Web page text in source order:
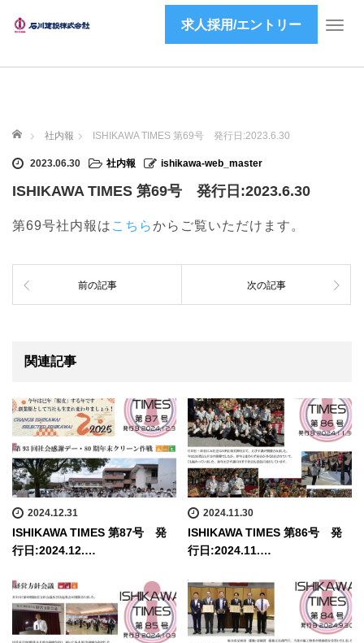
T
o
求人採用/エントリー
ホーム 社内報 ISHIKAWA TIMES 第69号 発行日:2023.6.30
2023.06.30 社内報 ishikawa-web_master
ISHIKAWA TIMES 第69号 発行日:2023.6.30
第69号社内報は こちらからご覧いただけます。
前の記事 次の記事
関連記事
2024.12.31
ISHIKAWA TIMES 第87号 発
行日:2024.12.…
2024.11.30
ISHIKAWA TIMES 第86号 発
行日:2024.11.…